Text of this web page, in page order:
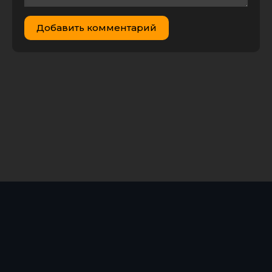
подруга Зои
/ My Dead
Friend Zoe
Добавить комментарий